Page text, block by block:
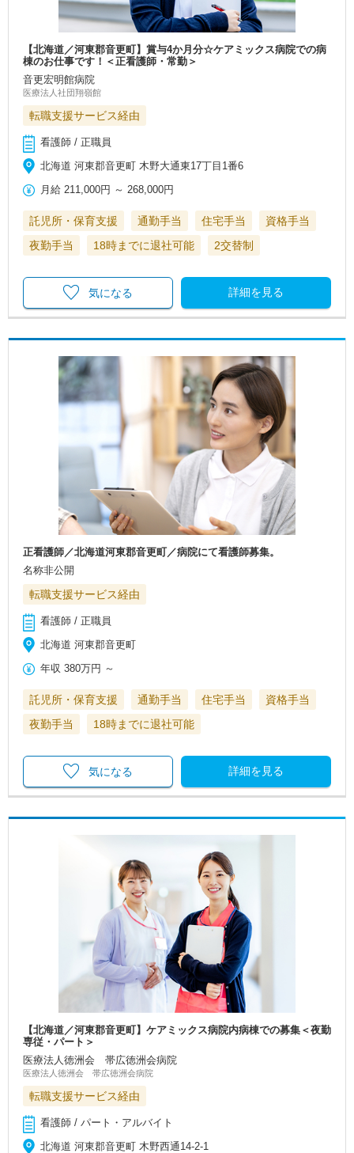
【北海道／河東郡音更町】賞与4か月分☆ケアミックス病院での病
棟のお仕事です！＜正看護師・常勤＞
音更宏明館病院
医療法人社団翔嶺館
転職支援サービス経由
看護師 / 正職員
北海道 河東郡音更町 木野大通東17丁目1番6
月給 211,000円 ～268,000円
託児所・保育支援 通勤手当 住宅手当
資格手当
夜勤手当
18時までに退社可能 2交替制
詳細を見る
気になる
正看護師／北海道河東郡音更町／病院にて看護師募集。
名称非公開
転職支援サービス経由
看護師 / 正職員
北海道 河東郡音更町
年収 380万円 ～
託児所・保育支援 通勤手当 住宅手当
資格手当
夜勤手当
18時までに退社可能
詳細を見る
気になる
【北海道／河東郡音更町】ケアミックス病院内病棟での募集＜夜勤
専従・パート＞
医療法人徳洲会 帯広徳洲会病院
医療法人徳洲会 帯広徳洲会病院
転職支援サービス経由
看護師 / パート・アルバイト
北海道 河東郡音更町 木野西通14-2-1